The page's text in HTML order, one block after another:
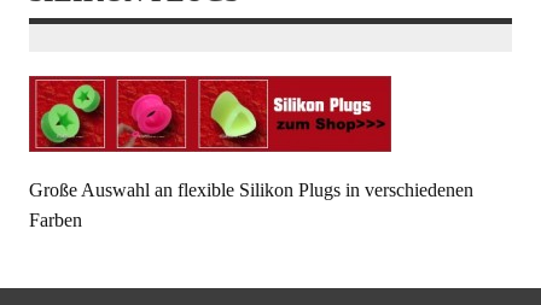
Große Auswahl an flexible Silikon Plugs in verschiedenen
Farben